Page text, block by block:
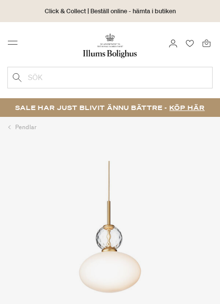
Click & Collect | Beställ online - hämta i butiken
30 dagars returrätt
Menu LOGGA IN
SÖK
SALE HAR JUST BLIVIT ÄNNU BÄTTRE - KÖP HÄR
Pendlar